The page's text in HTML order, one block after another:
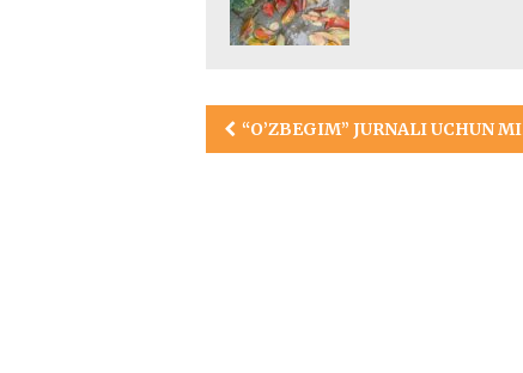
Post
navigation
“O’ZBEGIM” JURNALI UCHUN MITTI SUHBAT